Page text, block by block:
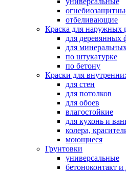
отбеливающие
Краска для наружных
для деревянных
для
по штукатурке
по бетону
Краски для
для стен
для потолков
для обоев
влагостойкие
для кухонь и
колера,
моющиеся
Грунтовки
универсальные
бетоноконтакт